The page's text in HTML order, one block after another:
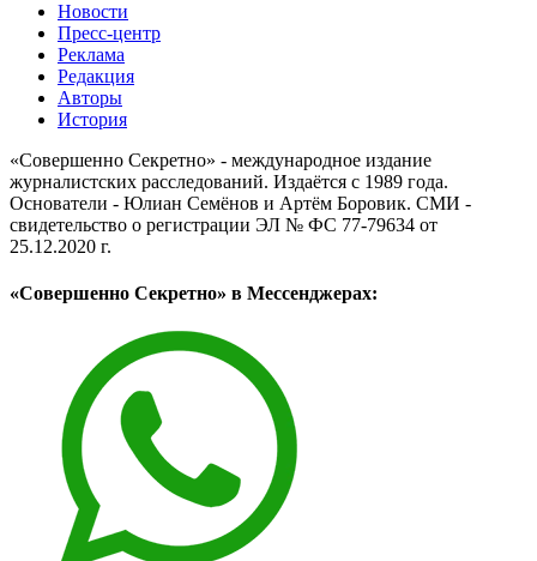
Новости
Пресс-центр
Реклама
Редакция
Авторы
История
«Совершенно Секретно» - международное издание
журналистских расследований. Издаётся с 1989 года.
Основатели - Юлиан Семёнов и Артём Боровик. CМИ -
свидетельство о регистрации ЭЛ № ФС 77-79634 от
25.12.2020 г.
«Совершенно Секретно» в Мессенджерах: